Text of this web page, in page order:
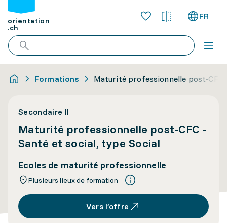
orientation
.ch
FR
Formations Maturité professionnelle post-CFC
Secondaire II
Maturité professionnelle post-CFC -
Santé et social, type Social
Ecoles de maturité professionnelle
Plusieurs lieux de formation
Vers l’offre